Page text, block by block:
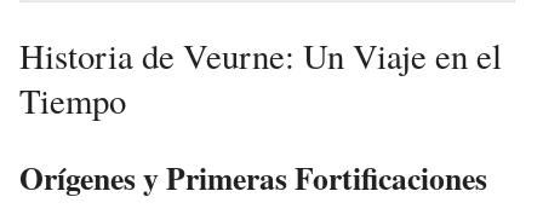
Historia de Veurne: Un Viaje en el
Tiempo
Orígenes y Primeras Fortificaciones